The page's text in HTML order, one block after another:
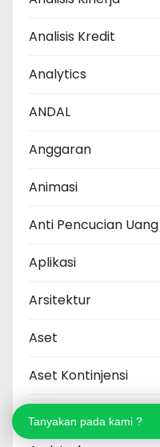
Analisis Kredit
Analytics
ANDAL
Anggaran
Animasi
Anti Pencucian Uang
Aplikasi
Arsitektur
Aset
Aset Kontinjensi
aspek
Tanyakan pada kami ?